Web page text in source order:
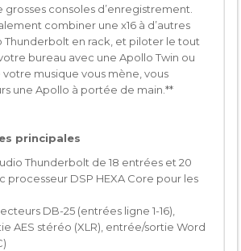
grosses consoles d’enregistrement.
combiner une x16 à d’autres
Thunderbolt en rack, et piloter le tout
bureau avec une Apollo Twin ou
votre musique vous mène, vous
une Apollo à portée de main.**
principales
Thunderbolt de 18 entrées et 20
processeur DSP HEXA Core pour les
DB-25 (entrées ligne 1-16),
AES stéréo (XLR), entrée/sortie Word